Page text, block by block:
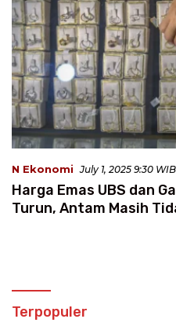
N Ekonomi July 1, 2025 9:30 WIB
Harga Emas UBS dan
Turun, Antam Masih
Terpopuler